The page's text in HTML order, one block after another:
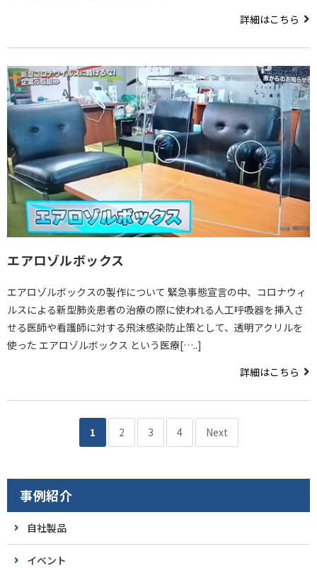
詳細はこちら
エアロゾルボックス
エアロゾルボックスの製作について 緊急事態宣言の中、コロナウィ
ルスによる新型肺炎患者の治療の際に使われる人工呼吸器を挿入さ
せる医師や看護師に対する飛沫感染防止策として、透明アクリルを
使った エアロゾルボックス という医療[…..]
詳細はこちら
1 2 3 4 Next
事例紹介
自社製品
イベント